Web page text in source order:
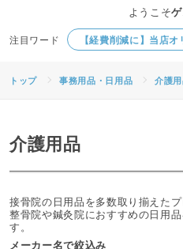
【経費削減に】当店
ようこそ
トップ 事務用品・日用品 介護
介護用品
接骨院の日用品を多数取り揃えた
整骨院や鍼灸院におすすめの日用
す。
メーカー名で絞込み